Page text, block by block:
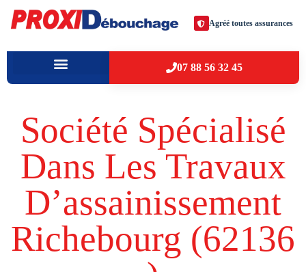
Agréé toutes assurances
07 88 56 32 45
Société Spécialisé
Dans Les Travaux
D’assainissement
Richebourg (62136​